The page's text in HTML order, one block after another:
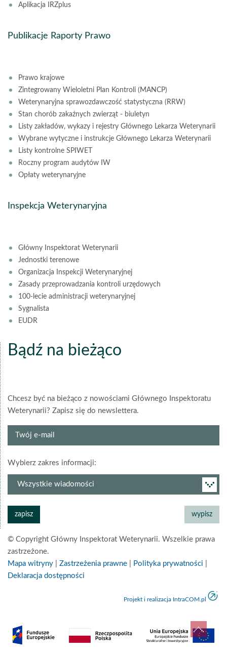
Aplikacja IRZplus
Publikacje Raporty Prawo
Prawo krajowe
Zintegrowany Wieloletni Plan Kontroli (MANCP)
Weterynaryjna sprawozdawczość statystyczna (RRW)
Stan chorób zakaźnych zwierząt - biuletyn
Listy zakładów, wykazy i rejestry Głównego Lekarza Weterynarii
Wybrane wytyczne i instrukcje Głównego Lekarza Weterynarii
Listy kontrolne SPIWET
Roczny program audytów IW
Opłaty weterynaryjne
Inspekcja Weterynaryjna
Główny Inspektorat Weterynarii
Jednostki terenowe
Organizacja Inspekcji Weterynaryjnej
Zasady przeprowadzania kontroli urzędowych
100-lecie administracji weterynaryjnej
Sygnalista
EUDR
Bądź na bieżąco
Chcesz być na bieżąco z nowościami Głównego Inspektoratu
Weterynarii? Zapisz się do newslettera.
Twój
Wybierz zakres informacji:
newslettera
© Copyright Główny Inspektorat Weterynarii. Wszelkie prawa
zastrzeżone.
Mapa witryny
Zastrzeżenia prawne Polityka prywatności
Deklaracja dostępności
Projekt i realizacja IntraCOM.pl